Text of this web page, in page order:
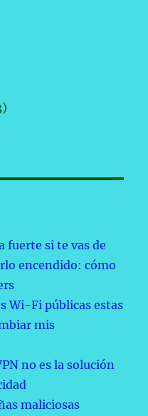
fuerte si te vas de
encendido: cómo
Wi-Fi públicas estas
mis
no es la solución
maliciosas